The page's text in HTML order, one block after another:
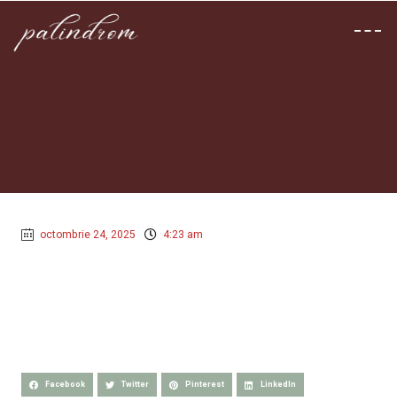
octombrie 24, 2025 4:23 am
Facebook Twitter Pinterest LinkedIn